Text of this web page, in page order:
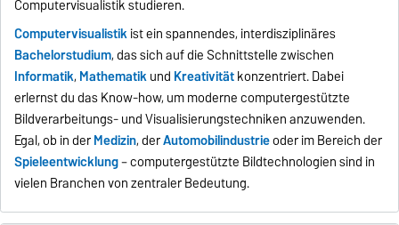
Computervisualistik studieren.
Computervisualistikist ein spannendes, interdisziplinäres
Bachelorstudium, das sich auf die Schnittstelle zwischen
Informatik, Mathematikund Kreativitätkonzentriert. Dabei
erlernst du das Know-how, um moderne computergestützte
Bildverarbeitungs- und Visualisierungstechniken anzuwenden.
Egal, ob in derMedizin, derAutomobilindustrieoder im Bereich der
Spieleentwicklung– computergestützte Bildtechnologien sind in
vielen Branchen von zentraler Bedeutung.